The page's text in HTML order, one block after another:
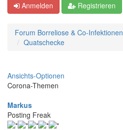
Anmelden Registrieren
Forum Borreliose & Co-Infektionen
Quatschecke
Ansichts-Optionen
Corona-Themen
Markus
Posting Freak